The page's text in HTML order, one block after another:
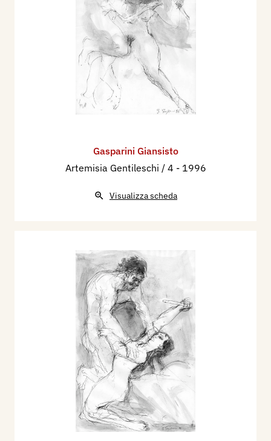
Gasparini Giansisto
Artemisia Gentileschi / 4 - 1996
Visualizza scheda